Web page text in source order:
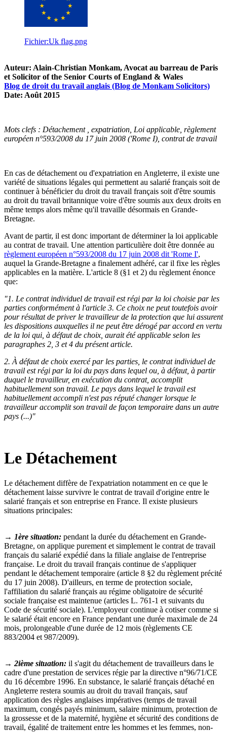
Fichier:Uk flag.png
Auteur: Alain-Christian Monkam, Avocat au barreau de Paris
et Solicitor of the Senior Courts of England & Wales
Blog de droit du travail anglais (Blog de Monkam Solicitors)
Date: Août 2015
Mots clefs : Détachement , expatriation, Loi applicable, règlement
européen n°593/2008 du 17 juin 2008 ('Rome I), contrat de travail
En cas de détachement ou d'expatriation en Angleterre, il existe une
variété de situations légales qui permettent au salarié français soit de
continuer à bénéficier du droit du travail français soit d'être soumis
au droit du travail britannique voire d'être soumis aux deux droits en
même temps alors même qu'il travaille désormais en Grande-
Bretagne.
Avant de partir, il est donc important de déterminer la loi applicable
au contrat de travail. Une attention particulière doit être donnée au
règlement européen n°593/2008 du 17 juin 2008 dit 'Rome I',
auquel la Grande-Bretagne a finalement adhéré, car il fixe les règles
applicables en la matière. L'article 8 (§1 et 2) du règlement énonce
que:
"1. Le contrat individuel de travail est régi par la loi choisie par les
parties conformément à l'article 3. Ce choix ne peut toutefois avoir
pour résultat de priver le travailleur de la protection que lui assurent
les dispositions auxquelles il ne peut être dérogé par accord en vertu
de la loi qui, à défaut de choix, aurait été applicable selon les
paragraphes 2, 3 et 4 du présent article.
2. À défaut de choix exercé par les parties, le contrat individuel de
travail est régi par la loi du pays dans lequel ou, à défaut, à partir
duquel le travailleur, en exécution du contrat, accomplit
habituellement son travail. Le pays dans lequel le travail est
habituellement accompli n'est pas réputé changer lorsque le
travailleur accomplit son travail de façon temporaire dans un autre
pays (...)"
Le Détachement
Le détachement diffère de l'expatriation notamment en ce que le
détachement laisse survivre le contrat de travail d'origine entre le
salarié français et son entreprise en France. Il existe plusieurs
situations principales:
→ 1ère situation: pendant la durée du détachement en Grande-
Bretagne, on applique purement et simplement le contrat de travail
français du salarié expédié dans la filiale anglaise de l'entreprise
française. Le droit du travail français continue de s'appliquer
pendant le détachement temporaire (article 8 §2 du règlement précité
du 17 juin 2008). D'ailleurs, en terme de protection sociale,
l'affiliation du salarié français au régime obligatoire de sécurité
sociale française est maintenue (articles L. 761-1 et suivants du
Code de sécurité sociale). L'employeur continue à cotiser comme si
le salarié était encore en France pendant une durée maximale de 24
mois, prolongeable d'une durée de 12 mois (règlements CE
883/2004 et 987/2009).
→ 2ième situation: il s'agit du détachement de travailleurs dans le
cadre d'une prestation de services régie par la directive n°96/71/CE
du 16 décembre 1996. En substance, le salarié français détaché en
Angleterre restera soumis au droit du travail français, sauf
application des règles anglaises impératives (temps de travail
maximum, congés payés minimum, salaire minimum, protection de
la grossesse et de la maternité, hygiène et sécurité des conditions de
travail, égalité de traitement entre les hommes et les femmes, non-